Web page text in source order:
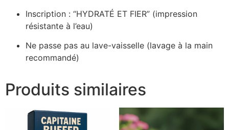
Inscription : “HYDRATÉ ET FIER” (impression
résistante à l’eau)
Ne passe pas au lave-vaisselle (lavage à la main
recommandé)
Produits similaires